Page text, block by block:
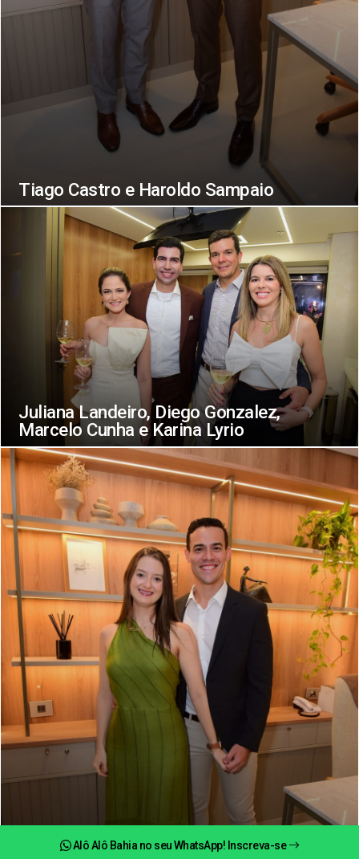
Alô Alô Bahia no seu WhatsApp! Inscreva-se
Tiago Castro e Haroldo Sampaio
Juliana Landeiro, Diego Gonzalez,
Marcelo Cunha e Karina Lyrio